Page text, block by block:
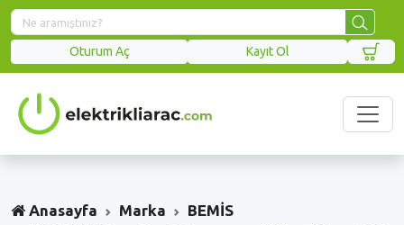
Oturum Aç Kayıt Ol
Anasayfa Marka
BEMİS